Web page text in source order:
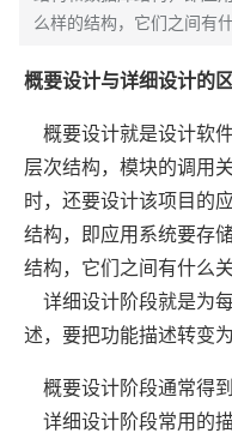
么样的结构，它们之间有什
概要设计与详细设计的
概要设计就是设计软
层次结构，模块的调用
时，还要设计该项目的
结构，即应用系统要存
结构，它们之间有什么
详细设计阶段就是为
述，要把功能描述转变
概要设计阶段通常得
详细设计阶段常用的